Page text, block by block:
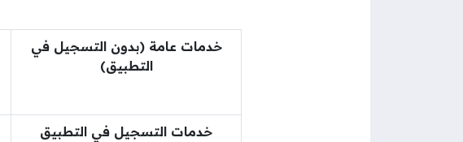
خدمات عامة (بدون التسجيل في
التطبيق)
خدمات التسجيل في التطبيق